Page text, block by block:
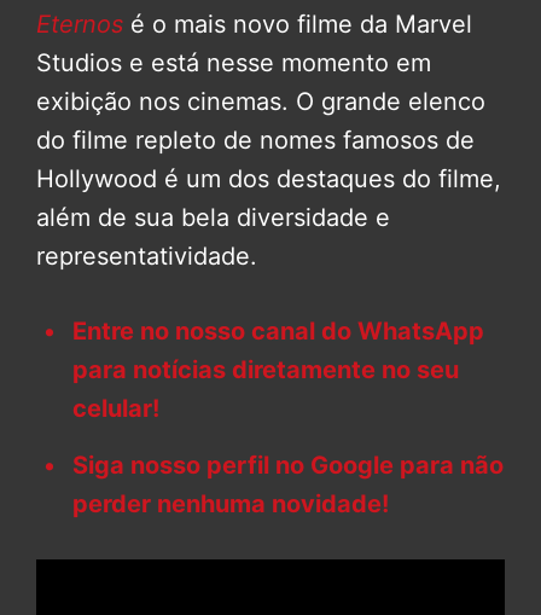
Eternos é o mais novo filme da Marvel
Studios e está nesse momento em
exibição nos cinemas. O grande elenco
do filme repleto de nomes famosos de
Hollywood é um dos destaques do filme,
além de sua bela diversidade e
representatividade.
Entre no nosso canal do WhatsApp
para notícias diretamente no seu
celular!
Siga nosso perfil no Google para não
perder nenhuma novidade!